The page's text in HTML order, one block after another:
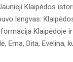
Klaipėdos
lengvas:
Klaipėdoje
Ema, Dita, Evelina,